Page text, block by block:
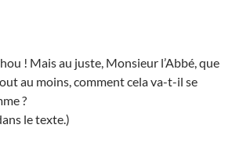
! Mais au juste, Monsieur l’Abbé, que
au moins, comment cela va-t-il se
?
le texte.)